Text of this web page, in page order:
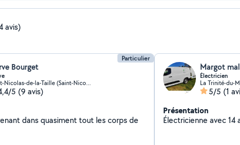
avis)
Particulier
Bourget
Saint-Nicolas-de-la-Taille (Saint-Nicolas-de-la-Taille)
5 (9 avis)
dans quasiment tout les corps de
Margot
Électricien
5/5 (1
Présentation
Électricienne avec 14